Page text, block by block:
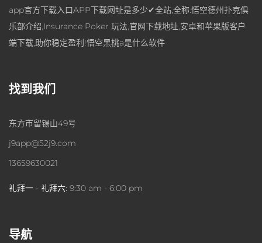
app官方下载入口APP下载网址是多少✔全站,全称:悟空德州扑克俱
乐部介绍,Insurance Poker 玩法,官网下载地址,安卓和苹果版客户
端下载,助你稳定盈利!悟空黑桃a是什么软件
找到我们
东方市留锡山49号
j9app@52j9.com
13659630021
礼拜一 - 礼拜六: 9:30 am - 6:00 pm
导航